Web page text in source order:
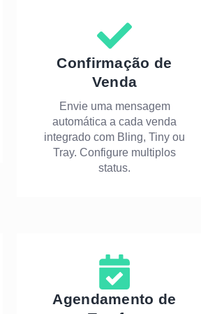
Confirmação de
Venda
Envie uma mensagem
automática a cada venda
integrado com Bling, Tiny ou
Tray. Configure multiplos
status.
Agendamento de